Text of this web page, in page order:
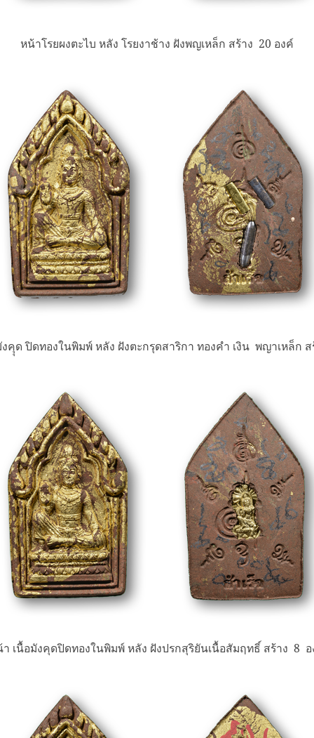
หน้าโรยผงตะไบ หลัง โรยงาช้าง ฝังพญเหล็ก สร้าง 20 องค์
คุุด ปิดทองในพิมพ์ หลัง ฝังตะกรุดสาริกา ทองคำ เงิน พญาเหล็ก ส
เนื้อมังคุดปิดทองในพิมพ์ หลัง ฝังปรกสุริยันเนื้อสัมฤทธิ์ สร้าง 8